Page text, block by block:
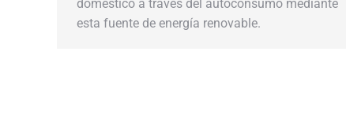
doméstico a través del autoconsumo mediante
esta fuente de energía renovable.